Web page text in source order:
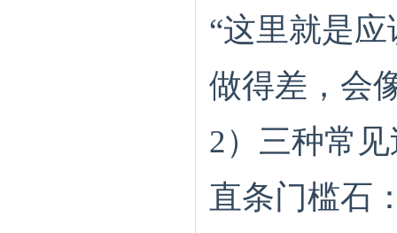
“这里就是
做得差，会
2）三种常
直条门槛石